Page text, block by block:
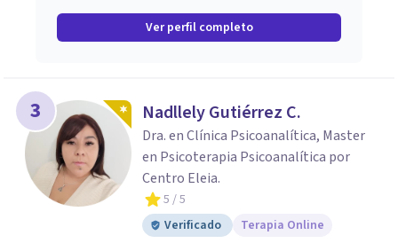
Ver perfil completo
3 Nadllely Gutiérrez C.
Dra. en Clínica Psicoanalítica, Master
en Psicoterapia Psicoanalítica por
Centro Eleia.
5 / 5
Verificado
Terapia Online